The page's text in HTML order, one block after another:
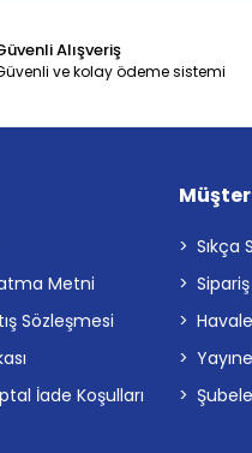
Alışveriş
ve kolay ödeme sistemi
Metni
Sözleşmesi
İade Koşulları
Sıkça